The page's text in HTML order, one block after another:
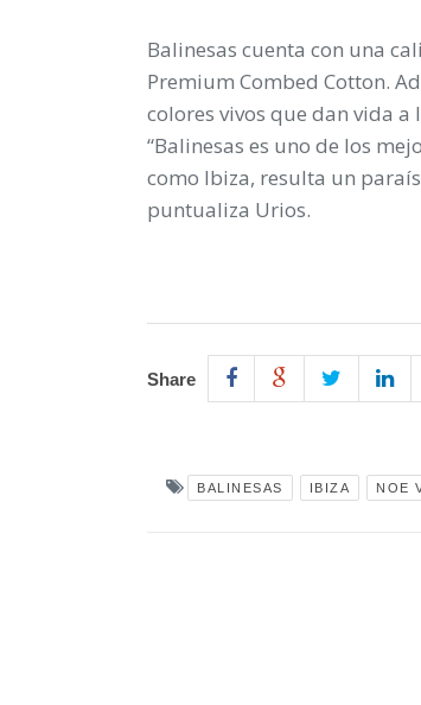
Balinesas cuenta con una
Premium Combed Cotton.
colores vivos que dan vida
“Balinesas es uno de los
como Ibiza, resulta un
puntualiza Urios.
Share
BALINESAS IBIZA NOE